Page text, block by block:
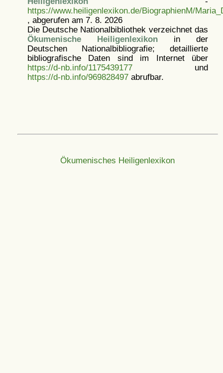
https://www.heiligenlexikon.de/BiographienM/
, abgerufen am 7. 8. 2026
Die Deutsche Nationalbibliothek verzeichnet das
Ökumenische Heiligenlexikonin der
Deutschen Nationalbibliografie; detaillierte
bibliografische Daten sind im Internet über
https://d-nb.info/1175439177und
https://d-nb.info/969828497abrufbar.
Ökumenisches Heiligenlexikon